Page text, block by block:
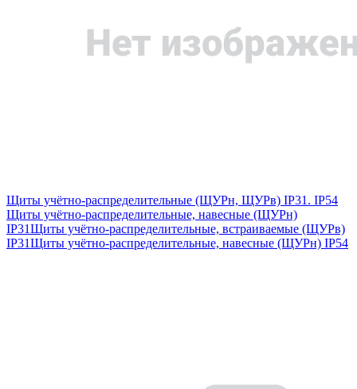
Щиты учётно-распределительные (ЩУРн, ЩУРв) IP31. IP54
Щиты учётно-распределительные, навесные (ЩУРн)
IP31Щиты учётно-распределительные, встраиваемые (ЩУРв)
IP31Щиты учётно-распределительные, навесные (ЩУРн) IP54